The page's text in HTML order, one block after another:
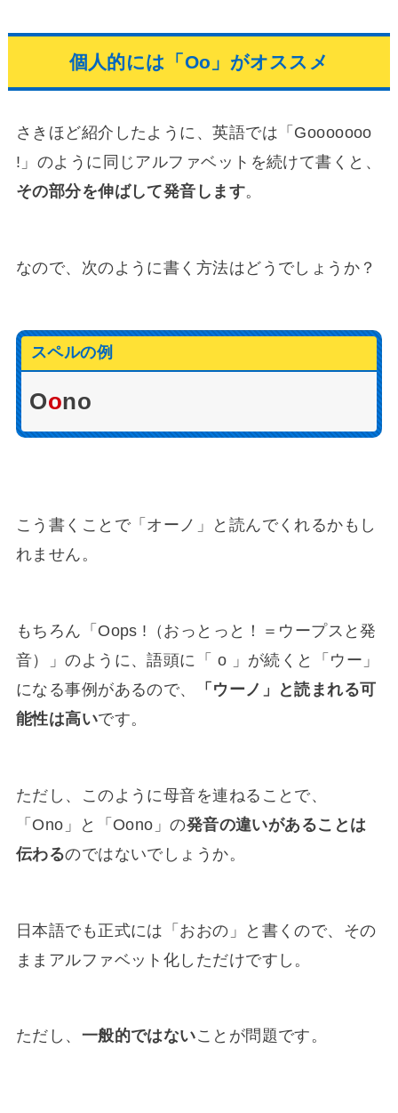
個人的には「Oo」がオススメ
さきほど紹介したように、英語では「Gooooooo
!」のように同じアルファベットを続けて書くと、
その部分を伸ばして発音します。
なので、次のように書く方法はどうでしょうか？
スペルの例
Oono
こう書くことで「オーノ」と読んでくれるかもし
れません。
もちろん「Oops !（おっとっと！＝ウープスと発
音）」のように、語頭に「 o 」が続くと「ウー」
になる事例があるので、
「ウーノ」と読まれる可
能性は高いです。
ただし、このように母音を連ねることで、
「Ono」と「Oono」の発音の違いがあることは
伝わるのではないでしょうか。
日本語でも正式には「おおの」と書くので、その
ままアルファベット化しただけですし。
ただし、 一般的ではないことが問題です。